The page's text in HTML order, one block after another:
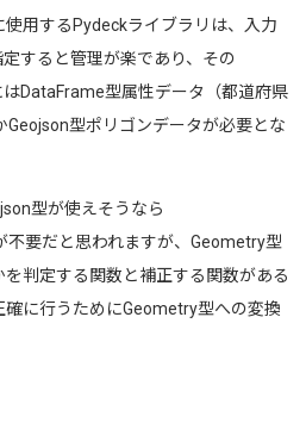
用するPydeckライブラリは、入力
すると管理が楽であり、その
DataFrame型属性データ（都道府県
型ポリゴンデータが必要とな
型が使えそうなら
要だと思われますが、Geometry型
判定する関数と補正する関数がある
に行うためにGeometry型への変換